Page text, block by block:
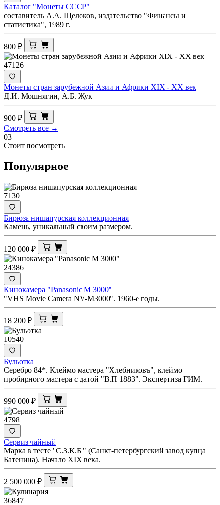
Каталог "Монеты СССР"
составитель А.А. Щелоков, издательство "Финансы и
статистика", 1989 г.
800 ₽
47126
Монеты стран зарубежной Азии и Африки ХIX - XX век
Д.И. Мошнягин, А.Б. Жук
900 ₽
Смотреть все →
03
Стоит посмотреть
Популярное
7130
Бирюза нишапурская коллекционная
Камень, уникальный своим размером.
120 000 ₽
24386
Кинокамера "Panasonic M 3000"
"VHS Movie Camera NV-M3000". 1960-е годы.
18 200 ₽
10540
Бульотка
Серебро 84*. Клеймо мастера "Хлебниковъ", клеймо
пробирного мастера с датой "В.П 1883". Экспертиза ГИМ.
990 000 ₽
4798
Сервиз чайный
Марка в тесте "С.З.К.Б." (Санкт-петербургский завод купца
Батенина). Начало XIX века.
2 500 000 ₽
36847